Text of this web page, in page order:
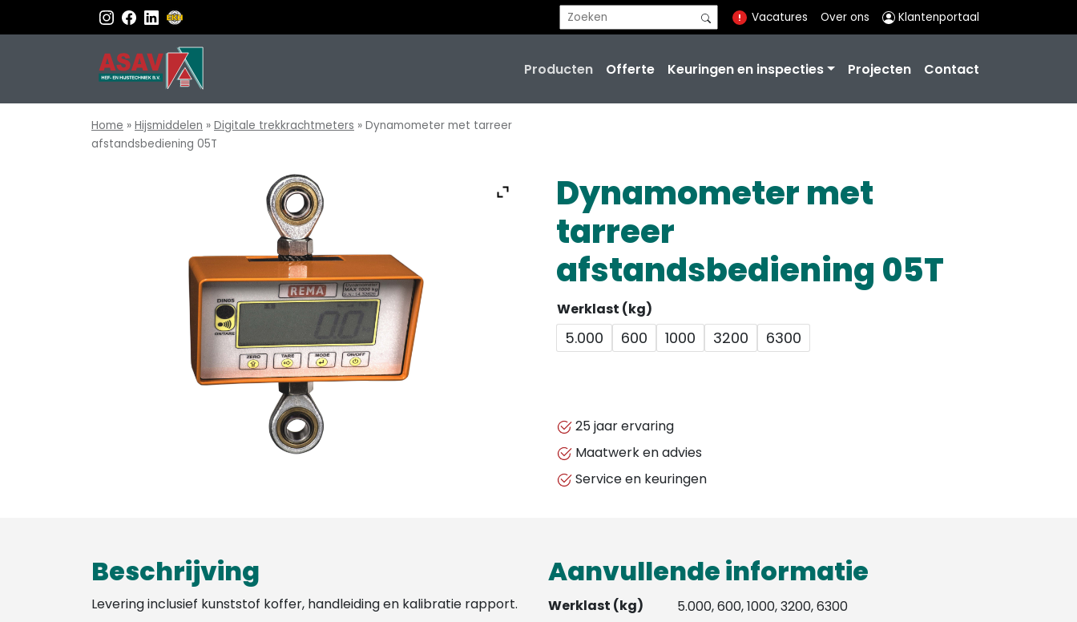
Vacatures Over ons Klantenportaal
Producten Offerte Keuringen en inspecties Projecten Contact
Home » Hijsmiddelen » Digitale trekkrachtmeters » Dynamometer met tarreer
afstandsbediening 05T
Dynamometer met
tarreer
afstandsbediening 05T
Werklast (kg)
5.000 600 1000 3200 6300
25 jaar ervaring
Maatwerk en advies
Service en keuringen
Beschrijving
Levering inclusief kunststof koffer, handleiding en kalibratie rapport.
Aanvullende informatie
Werklast (kg)
5.000, 600, 1000, 3200, 6300